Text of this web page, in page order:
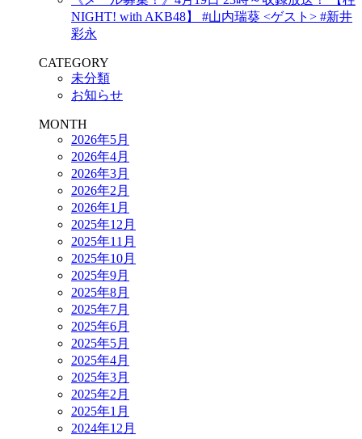
NIGHT! with AKB48】 #山内瑞葵 <ゲスト> #新井
彩永
CATEGORY
未分類
お知らせ
MONTH
2026年5月
2026年4月
2026年3月
2026年2月
2026年1月
2025年12月
2025年11月
2025年10月
2025年9月
2025年8月
2025年7月
2025年6月
2025年5月
2025年4月
2025年3月
2025年2月
2025年1月
2024年12月